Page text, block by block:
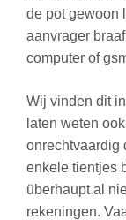
de pot gewoon
aanvrager
computer of
Wij vinden dit
laten weten
onrechtvaardig
enkele tientjes
überhaupt al
rekeningen.